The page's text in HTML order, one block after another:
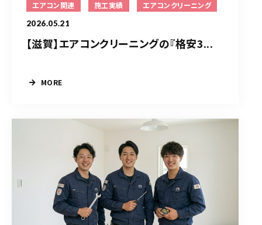
エアコン関連 施工実績 エアコンクリーニング
2026.05.21
【滋賀】エアコンクリーニングの『格安3...
MORE